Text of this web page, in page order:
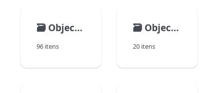
🗃️ Objects (Forms)
96 itens
🗃️ Objects (Language)
20 itens